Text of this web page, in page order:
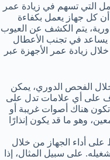
التي تسهم في زيادة عمر
كل جهاز يعمل بكفاءة
يتم الكشف عن العيوب
يساعد في تجنب الأعطال
زيادة عمر الأجهزة عبر
الفحص الدوري، يمكن
على أي علامات تدل على
تكون هناك أصوات غريبة أو
وهو ما قد يكون إنذارًا
على أداء الجهاز من خلال
على سبيل المثال، إذا